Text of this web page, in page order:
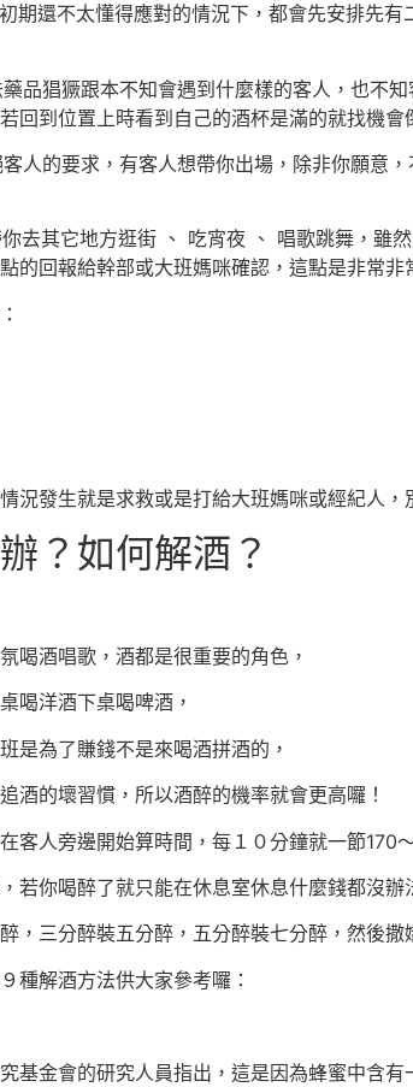
期還不太懂得應對的情況下，都會先安排先
品猖獗跟本不知會遇到什麼樣的客人，也不
回到位置上時看到自己的酒杯是滿的就找機會
人的要求，有客人想帶你出場，除非你願意
去其它地方逛街 、 吃宵夜 、 唱歌跳舞，雖
的回報給幹部或大班媽咪確認，這點是非常非
況發生就是求救或是打給大班媽咪或經紀人，
？如何解酒？
喝酒唱歌，酒都是很重要的角色，
喝洋酒下桌喝啤酒，
是為了賺錢不是來喝酒拼酒的，
酒的壞習慣，所以酒醉的機率就會更高囉！
客人旁邊開始算時間，每１０分鐘就一節170
若你喝醉了就只能在休息室休息什麼錢都沒辦
，三分醉裝五分醉，五分醉裝七分醉，然後撒
種解酒方法供大家參考囉：
基金會的研究人員指出，這是因為蜂蜜中含